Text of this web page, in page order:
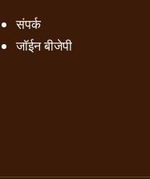
संपर्क
जॉईन बीजेपी